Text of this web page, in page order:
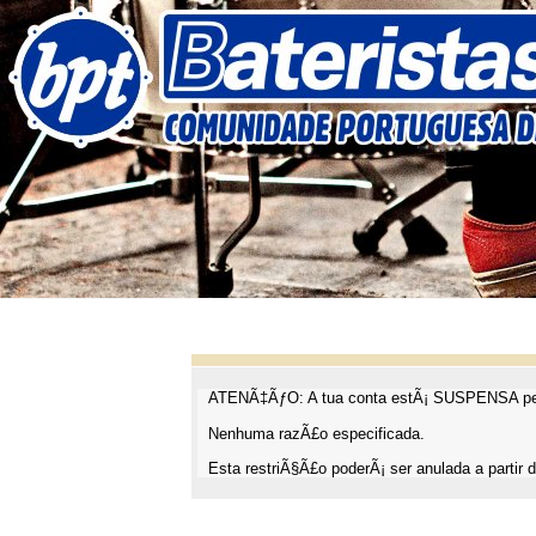
ATENÃ‡ÃƒO: A tua conta estÃ¡ SUSPENSA
Nenhuma razÃ£o especificada.
Esta restriÃ§Ã£o poderÃ¡ ser anulada a partir